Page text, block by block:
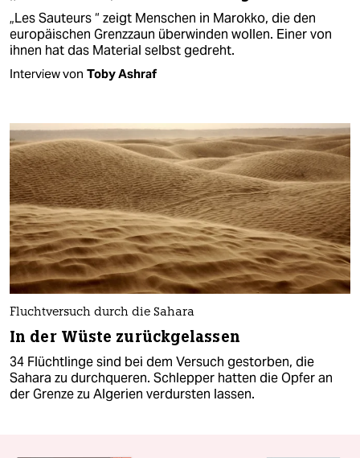
„Les Sauteurs “ zeigt Menschen in Marokko, die den
europäischen Grenzzaun überwinden wollen. Einer von
ihnen hat das Material selbst gedreht.
Interview von Toby Ashraf
Fluchtversuch durch die Sahara
In der Wüste zurückgelassen
34 Flüchtlinge sind bei dem Versuch gestorben, die
Sahara zu durchqueren. Schlepper hatten die Opfer an
der Grenze zu Algerien verdursten lassen.